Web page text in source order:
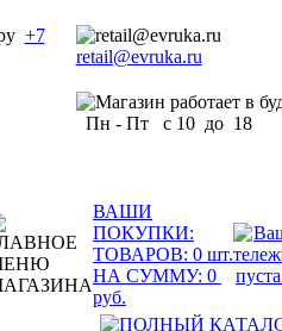
+7
retail@evruka.ru
Пн - Пт с 10 до 18
ВАШИ
ПОКУПКИ:
ТОВАРОВ: 0 шт.
НА СУММУ: 0
руб.